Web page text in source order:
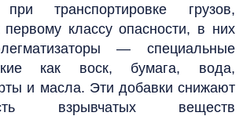
при транспортировке грузов,
классу опасности, в них
— специальные
как воск, бумага, вода,
и масла. Эти добавки снижают
взрывчатых веществ